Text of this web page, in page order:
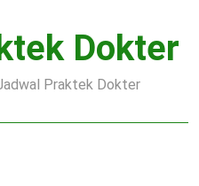
Dokter
Praktek Dokter